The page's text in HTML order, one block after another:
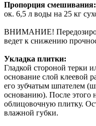
Пропорция смешивания:
ок. 6,5 л воды на 25 кг
ВНИМАНИЕ!
ведет к снижению
Укладка плитки:
Гладкой стороной терки
основание слой клеевой
его зубчатым шпателем
основанию). После этого
облицовочную плитку.
влажной губки.